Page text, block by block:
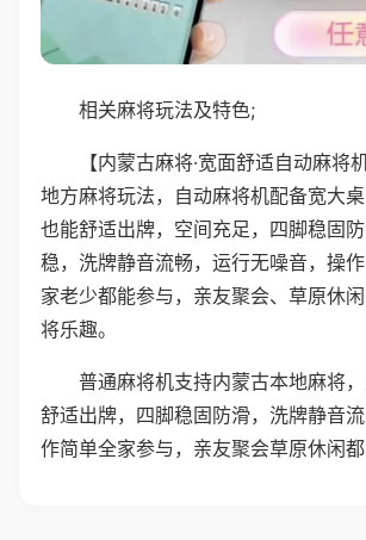
相关麻将玩法及特色;
【内蒙古麻将·宽面舒适自动麻将
地方麻将玩法，自动麻将机配备宽大
也能舒适出牌，空间充足，四脚稳固
稳，洗牌静音流畅，运行无噪音，操
家老少都能参与，亲友聚会、草原休
将乐趣。
普通麻将机支持内蒙古本地麻将
舒适出牌，四脚稳固防滑，洗牌静音
作简单全家参与，亲友聚会草原休闲都